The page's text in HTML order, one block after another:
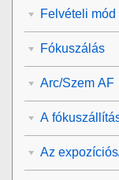
Felvételi
Fókuszálás
Arc/Szem AF
A
Az